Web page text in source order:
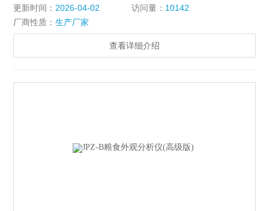
更新时间： 2026-04-02 访问量： 10142
厂商性质：生产厂家
查看详细介绍